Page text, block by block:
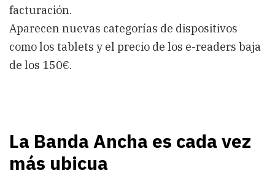
facturación.
Aparecen nuevas categorías de dispositivos
como los tablets y el precio de los e-readers baja
de los 150€.
La Banda Ancha es cada vez
más ubicua